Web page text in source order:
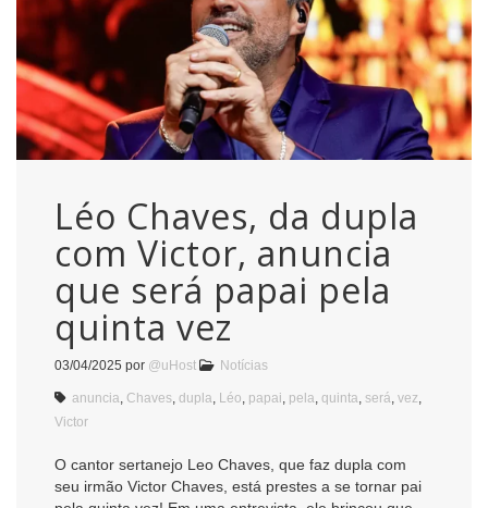
Léo Chaves, da dupla
com Victor, anuncia
que será papai pela
quinta vez
03/04/2025 por @uHost Notícias
anuncia Chaves dupla Léo papai pela quinta será vez
Victor
O cantor sertanejo Leo Chaves, que faz dupla com
seu irmão Victor Chaves, está prestes a se tornar pai